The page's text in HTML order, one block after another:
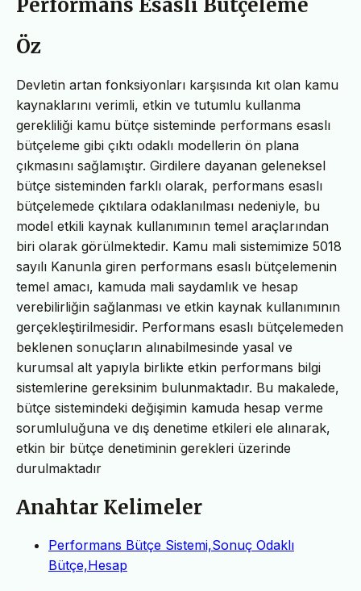
Performans Esaslı Bütçeleme
Öz
Devletin artan fonksiyonları karşısında kıt olan kamu
kaynaklarını verimli, etkin ve tutumlu kullanma
gerekliliği kamu bütçe sisteminde performans esaslı
bütçeleme gibi çıktı odaklı modellerin ön plana
çıkmasını sağlamıştır. Girdilere dayanan geleneksel
bütçe sisteminden farklı olarak, performans esaslı
bütçelemede çıktılara odaklanılması nedeniyle, bu
model etkili kaynak kullanımının temel araçlarından
biri olarak görülmektedir. Kamu mali sistemimize 5018
sayılı Kanunla giren performans esaslı bütçelemenin
temel amacı, kamuda mali saydamlık ve hesap
verebilirliğin sağlanması ve etkin kaynak kullanımının
gerçekleştirilmesidir. Performans esaslı bütçelemeden
beklenen sonuçların alınabilmesinde yasal ve
kurumsal alt yapıyla birlikte etkin performans bilgi
sistemlerine gereksinim bulunmaktadır. Bu makalede,
bütçe sistemindeki değişimin kamuda hesap verme
sorumluluğuna ve dış denetime etkileri ele alınarak,
etkin bir bütçe denetiminin gerekleri üzerinde
durulmaktadır
Anahtar Kelimeler
Performans Bütçe Sistemi,Sonuç Odaklı
Bütçe,Hesap